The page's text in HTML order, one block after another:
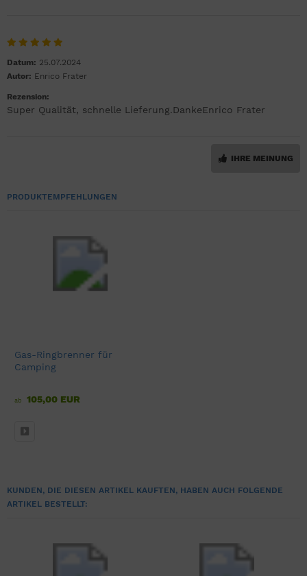
Datum: 25.07.2024
Autor: Enrico Frater
Rezension:
Super Qualität, schnelle Lieferung.DankeEnrico Frater
IHRE MEINUNG
PRODUKTEMPFEHLUNGEN
Gas-Ringbrenner für
Camping
ab 105,00 EUR
KUNDEN, DIE DIESEN ARTIKEL KAUFTEN, HABEN AUCH FOLGENDE
ARTIKEL BESTELLT: